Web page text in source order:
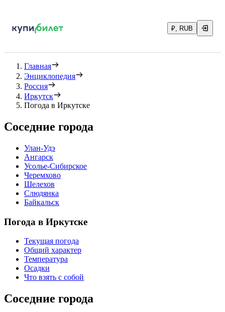
₽, RUB
Главная
Энциклопедия
Россия
Иркутск
Погода в Иркутске
Соседние города
Улан-Удэ
Ангарск
Усолье-Сибирское
Черемхово
Шелехов
Слюдянка
Байкальск
Погода в Иркутске
Текущая погода
Общий характер
Температура
Осадки
Что взять с собой
Соседние города